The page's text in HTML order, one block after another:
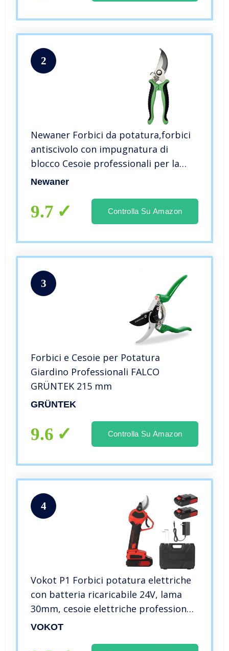
2
Newaner Forbici da potatura,forbici
antiscivolo con impugnatura di
blocco Cesoie professionali per la
riparazione di fiori giardino,forbici
rami e rattan（verde）
Newaner
9.7 Controlla Su Amazon
3
Forbici e Cesoie per Potatura
Giardino Professionali FALCO
GRÜNTEK 215 mm
GRÜNTEK
9.6 Controlla Su Amazon
4
Vokot P1 Forbici potatura elettriche
con batteria ricaricabile 24V, lama
30mm, cesoie elettriche professionali
per giardinaggio
VOKOT